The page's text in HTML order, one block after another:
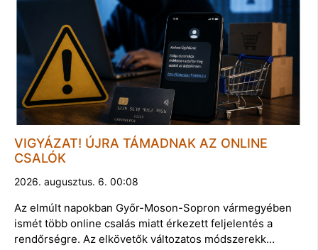
VIGYÁZAT! ÚJRA TÁMADNAK AZ ONLINE
CSALÓK
2026. augusztus. 6. 00:08
Az elmúlt napokban Győr-Moson-Sopron vármegyében
ismét több online csalás miatt érkezett feljelentés a
rendőrségre. Az elkövetők változatos módszerekk…